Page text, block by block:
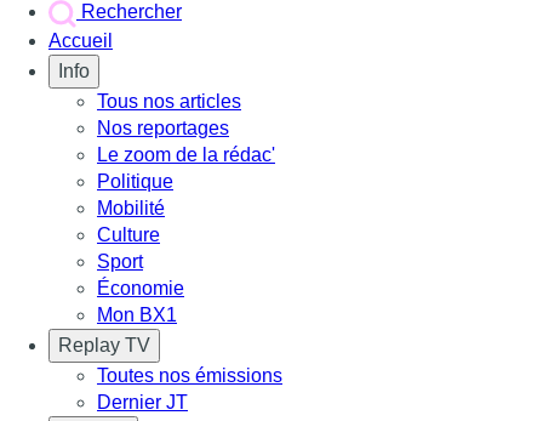
Rechercher
Accueil
Info
Tous nos articles
Nos reportages
Le zoom de la rédac'
Politique
Mobilité
Culture
Sport
Économie
Mon BX1
Replay TV
Toutes nos émissions
Dernier JT